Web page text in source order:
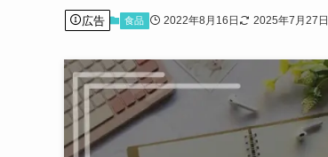
広告 食品 2022年8月16日 2025年7月27日